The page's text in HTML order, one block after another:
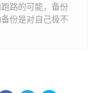
路的可能，备份
份是对自己极不